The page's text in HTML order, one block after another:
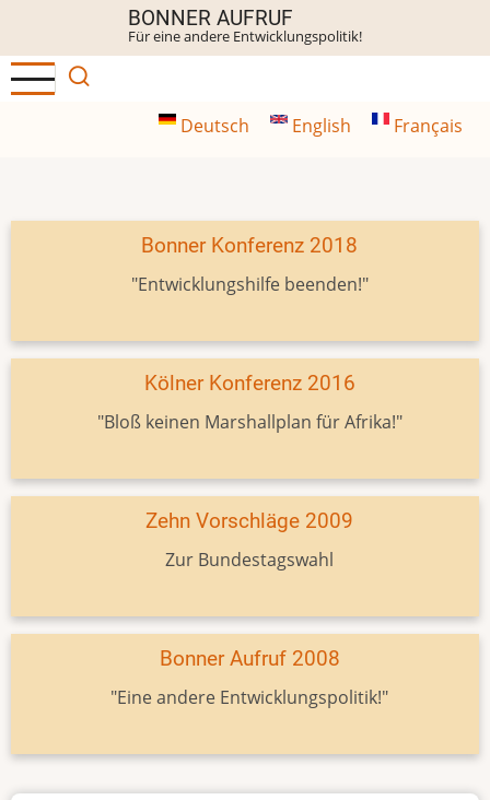
Inhalt
BONNER AUFRUF
Für eine andere Entwicklungspolitik!
Deutsch English Français
Bonner Konferenz 2018
"Entwicklungshilfe beenden!"
Kölner Konferenz 2016
"Bloß keinen Marshallplan für Afrika!"
Zehn Vorschläge 2009
Zur Bundestagswahl
Bonner Aufruf 2008
"Eine andere Entwicklungspolitik!"